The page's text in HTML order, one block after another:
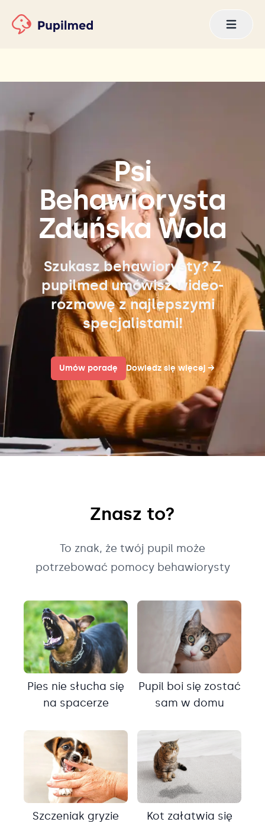
Psi
Behawiorysta
Zduńska Wola
Szukasz behawiorysty? Z
pupilmed umówisz wideo-
rozmowę z najlepszymi
specjalistami!
Umów poradę Dowiedz się więcej →
Znasz to?
To znak, że twój pupil może
potrzebować pomocy behawiorysty
Pies nie słucha się
na spacerze
Pupil boi się zostać
sam w domu
Szczeniak gryzie
Kot załatwia się